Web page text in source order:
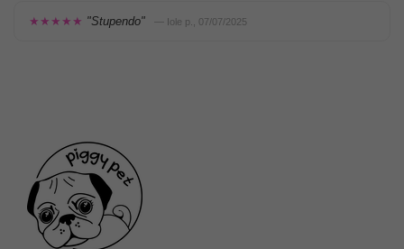
★★★★★ "Stupendo" — Iole p., 07/07/2025